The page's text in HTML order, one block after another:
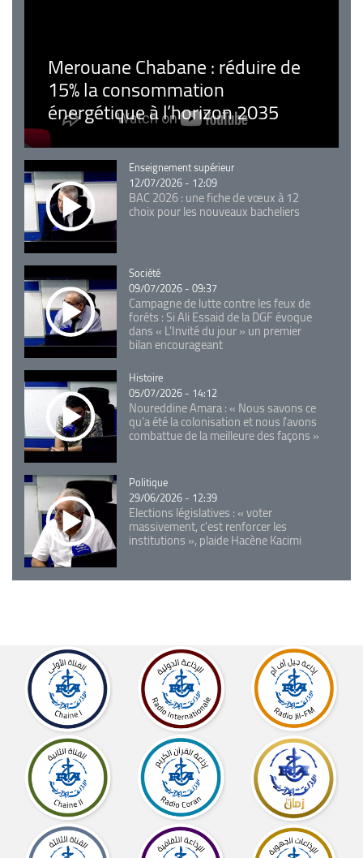
Merouane Chabane : réduire de
15% la consommation
énergétique à l’horizon 2035
Catégorie
Enseignement supérieur
12/07/2026 - 12:09
BAC 2026 : une fiche de vœux à 12
choix pour les nouveaux bacheliers
Catégorie
Société
09/07/2026 - 09:37
Campagne de lutte contre les feux de
forêts : Si Ali Essaid de la DGF évoque
dans « L'Invité du jour » un premier
bilan encourageant
Catégorie
Histoire
05/07/2026 - 14:12
Noureddine Amara : « Nous savons ce
qu’a été la colonisation et nous l’avons
combattue de la meilleure des façons »
Catégorie
Politique
29/06/2026 - 12:39
Elections législatives : « voter
massivement, c'est renforcer les
institutions », plaide Hacène Kacimi